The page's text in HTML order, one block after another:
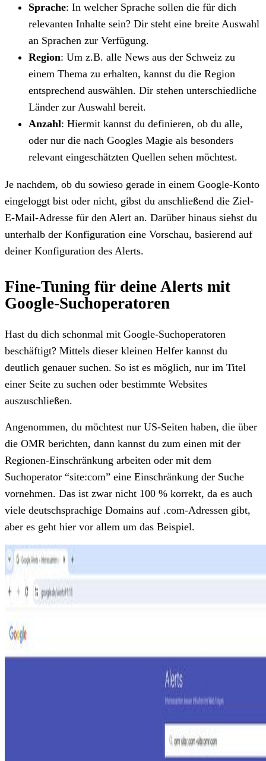
Sprache: In welcher Sprache sollen die für dich
relevanten Inhalte sein? Dir steht eine breite Auswahl
an Sprachen zur Verfügung.
Region: Um z.B. alle News aus der Schweiz zu
einem Thema zu erhalten, kannst du die Region
entsprechend auswählen. Dir stehen unterschiedliche
Länder zur Auswahl bereit.
Anzahl: Hiermit kannst du definieren, ob du alle,
oder nur die nach Googles Magie als besonders
relevant eingeschätzten Quellen sehen möchtest.
Je nachdem, ob du sowieso gerade in einem Google-Konto
eingeloggt bist oder nicht, gibst du anschließend die Ziel-
E-Mail-Adresse für den Alert an. Darüber hinaus siehst du
unterhalb der Konfiguration eine Vorschau, basierend auf
deiner Konfiguration des Alerts.
Fine-Tuning für deine Alerts mit
Google-Suchoperatoren
Hast du dich schonmal mit Google-Suchoperatoren
beschäftigt? Mittels dieser kleinen Helfer kannst du
deutlich genauer suchen. So ist es möglich, nur im Titel
einer Seite zu suchen oder bestimmte Websites
auszuschließen.
Angenommen, du möchtest nur US-Seiten haben, die über
die OMR berichten, dann kannst du zum einen mit der
Regionen-Einschränkung arbeiten oder mit dem
Suchoperator “site:com” eine Einschränkung der Suche
vornehmen. Das ist zwar nicht 100 % korrekt, da es auch
viele deutschsprachige Domains auf .com-Adressen gibt,
aber es geht hier vor allem um das Beispiel.